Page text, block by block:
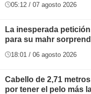
05:12 / 07 agosto 2026
La inesperada
para su mahr
18:01 / 06 agosto 2026
Cabello de 2,71
por tener el pelo más